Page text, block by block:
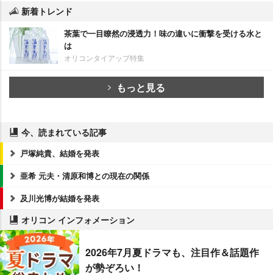
新着トレンド
茶葉で一目瞭然の浸透力！味の違いに衝撃を受ける水と
は
オリコンタイアップ特集
もっと見る
今、読まれている記事
戸塚純貴、結婚を発表
亜希 元夫・清原和博との現在の関係
及川光博が結婚を発表
オリコン インフォメーション
2026年7月夏ドラマも、注目作＆話題作
が勢ぞろい！